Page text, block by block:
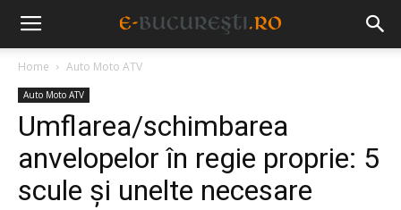
Home Auto Moto ATV
Auto Moto ATV
Umflarea/schimbarea
anvelopelor în regie proprie: 5
scule și unelte necesare